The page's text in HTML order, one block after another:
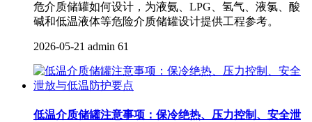
危介质储罐如何设计，为液氨、LPG、氢气、液氯、酸
碱和低温液体等危险介质储罐设计提供工程参考。
2026-05-21 admin 61
低温介质储罐注意事项：保冷绝热、压力控制、安全泄